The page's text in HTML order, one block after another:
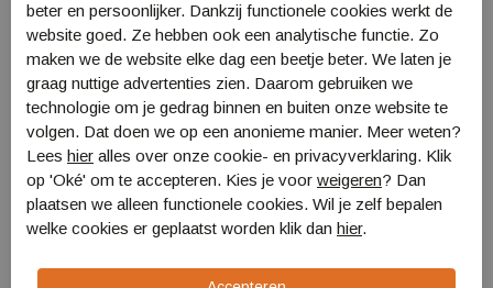
Gerelateerde producten
Sale
beter en persoonlijker. Dankzij functionele cookies werkt de
website goed. Ze hebben ook een analytische functie. Zo
maken we de website elke dag een beetje beter. We laten je
graag nuttige advertenties zien. Daarom gebruiken we
technologie om je gedrag binnen en buiten onze website te
volgen. Dat doen we op een anonieme manier. Meer weten?
Lees hier alles over onze cookie- en privacyverklaring. Klik
op 'Oké' om te accepteren. Kies je voor weigeren? Dan
plaatsen we alleen functionele cookies. Wil je zelf bepalen
welke cookies er geplaatst worden klik dan hier.